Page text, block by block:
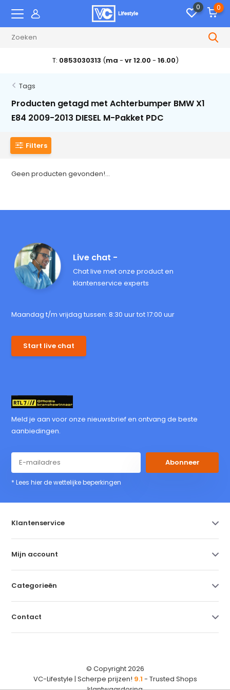
0 0
T: 0853030313 (ma - vr 12.00 - 16.00)
Tags
Producten getagd met Achterbumper BMW X1
E84 2009-2013 DIESEL M-Pakket PDC
Filters
Geen producten gevonden!...
Live chat -
Chat live met onze product en
klantenservice experts
Maandag t/m vrijdag tussen: 8:30 uur tot 17:00 uur
Start live chat
Meld je aan voor onze nieuwsbrief en ontvang de beste
aanbiedingen.
Abonneer
* Lees hier de wettelijke beperkingen
Klantenservice
Mijn account
Categorieën
Contact
© Copyright 2026
VC-Lifestyle | Scherpe prijzen! 9.1 - Trusted Shops